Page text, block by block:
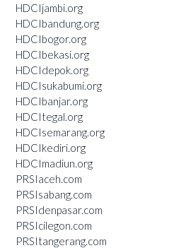
HDCIjambi.org
HDCIbandung.org
HDCIbogor.org
HDCIbekasi.org
HDCIdepok.org
HDCIsukabumi.org
HDCIbanjar.org
HDCItegal.org
HDCIsemarang.org
HDCIkediri.org
HDCImadiun.org
PRSIaceh.com
PRSIsabang.com
PRSIdenpasar.com
PRSIcilegon.com
PRSItangerang.com